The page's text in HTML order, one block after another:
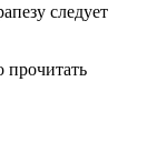
следует